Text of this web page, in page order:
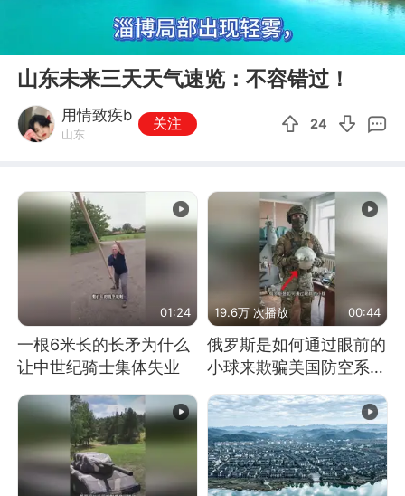
山东未来三天天气速览：不容错过！
用情致疾b
山东
关注 24
01:24
一根6米长的长矛为什么
让中世纪骑士集体失业
19.6万 次播放 00:44
俄罗斯是如何通过眼前的
小球来欺骗美国防空系统
的